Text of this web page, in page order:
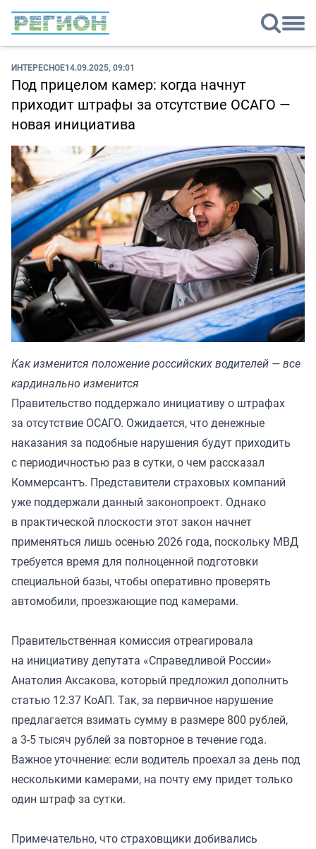
ИНТЕРЕСНОЕ14.09.2025, 09:01
Под прицелом камер: когда начнут
приходит штрафы за отсутствие ОСАГО —
новая инициатива
Как изменится положение российских водителей — все
кардинально изменится
Правительство поддержало инициативу о штрафах
за отсутствие ОСАГО. Ожидается, что денежные
наказания за подобные нарушения будут приходить
с периодичностью раз в сутки, о чем рассказал
Коммерсантъ. Представители страховых компаний
уже поддержали данный законопроект. Однако
в практической плоскости этот закон начнет
применяться лишь осенью 2026 года, поскольку МВД
требуется время для полноценной подготовки
специальной базы, чтобы оперативно проверять
автомобили, проезжающие под камерами.
Правительственная комиссия отреагировала
на инициативу депутата «Справедливой России»
Анатолия Аксакова, который предложил дополнить
статью 12.37 КоАП. Так, за первичное нарушение
предлагается взимать сумму в размере 800 рублей,
а 3-5 тысяч рублей за повторное в течение года.
Важное уточнение: если водитель проехал за день под
несколькими камерами, на почту ему придет только
один штраф за сутки.
Примечательно, что страховщики добивались